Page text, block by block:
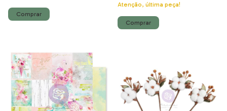
Atenção, última peça!